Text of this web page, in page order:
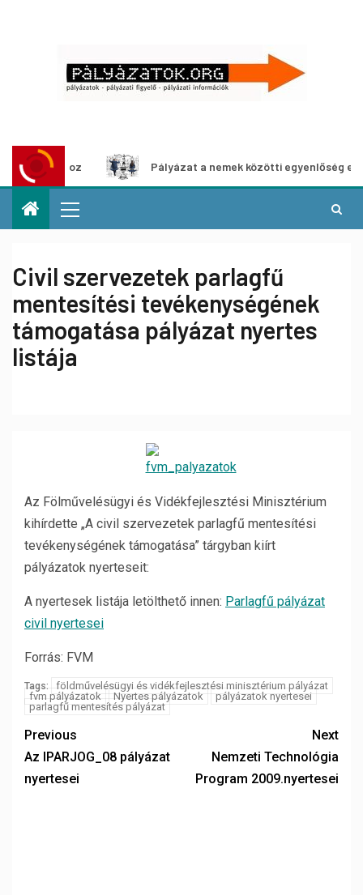
Pályázat a nemek közötti egyenlőség európai
Civil szervezetek parlagfű
mentesítési tevékenységének
támogatása pályázat nyertes
listája
Az Fölművelésügyi és Vidékfejlesztési Minisztérium
kihírdette „A civil szervezetek parlagfű mentesítési
tevékenységének támogatása” tárgyban kiírt
pályázatok nyerteseit:
A nyertesek listája letölthető innen: Parlagfű pályázat
civil nyertesei
Forrás: FVM
Tags:
földművelésügyi és vidékfejlesztési minisztérium pályázat
fvm pályázatok
Nyertes pályázatok
pályázatok nyertesei
parlagfű mentesítés pályázat
Previous
Az IPARJOG_08 pályázat
nyertesei
Next
Nemzeti Technológia
Program 2009.nyertesei